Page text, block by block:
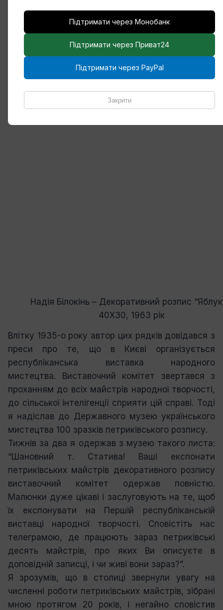
Надія Білокінь – Декоративний розпис
40Х30, 1963 рік
Влітку 1935-о року автор цих рядків довідався з
преси про те, що в Києві організується
республіканська виставка народного
мистецтва. Виставочний комітет звертався з
проханням до всіх майстрів народної творчості,
до сільської інтелігенції сприяти цій справі. Тоді
я надіслав до Державного музею українського
мистецтва 100 зразків петриківського розпису.
Тижнів за два я одержав з музею такого листа:
“Шановний т. Статива! Ваші експонати
петриківських майстрів декоративного розпису
виставочний комітет одержав повністю.
Малюнки дуже цікаві і заслуговують на те, щоб
їх експонувати на Першій республіканській
виставці народної творчості. Сповістіть нас
телеграмою, де працюють зараз петриківські
десять майстрів, про яких Ви описуєте в
доповідній записці, і чи живі вони зараз?”.
Я зрозумів, що в столиці звернули увагу на
численні роботи петриківських майстрів, зібрані
мною протягом 20 років, і негайно сповістив
Підтримати через Монобанк
Підтримати через Приват24
Підтримати через PayPal
Закрити